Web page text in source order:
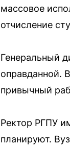
массовое
отчисление
Генеральный
оправданной.
привычный
Ректор РГПУ
планируют.